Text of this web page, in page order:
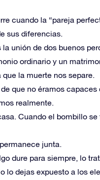
cuando la “pareja
sus diferencias.
unión de dos buenos
ordinario y un
la muerte nos separe.
que no éramos
realmente.
Cuando el bombillo
junta.
dure para siempre, lo
lo dejas expuesto a los